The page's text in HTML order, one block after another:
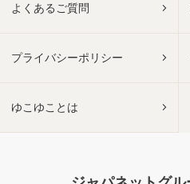
よくあるご質問
プライバシーポリシー
ゆこゆことは